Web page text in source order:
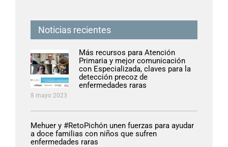
Noticias recientes
Más recursos para Atención
Primaria y mejor comunicación
con Especializada, claves para la
detección precoz de
enfermedades raras
8 mayo 2023
Mehuer y #RetoPichón unen fuerzas para ayudar
a doce familias con niños que sufren
enfermedades raras